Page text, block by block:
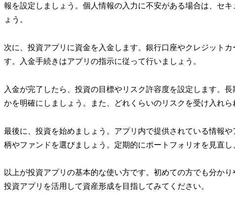
報を設定しましょう。個人情報の入力に不安がある場合は、セ
ょう。
次に、投資アプリに資金を入金します。銀行口座やクレジット
す。入金手続きはアプリの指示に従って行いましょう。
入金が完了したら、投資の目標やリスク許容度を設定します。
かを明確にしましょう。また、どれくらいのリスクを受け入れら
最後に、投資を始めましょう。アプリ内で提供されている情報
柄やファンドを選びましょう。定期的にポートフォリオを見直し
以上が投資アプリの基本的な使い方です。初めての方でも分か
投資アプリを活用して資産形成を目指してみてください。